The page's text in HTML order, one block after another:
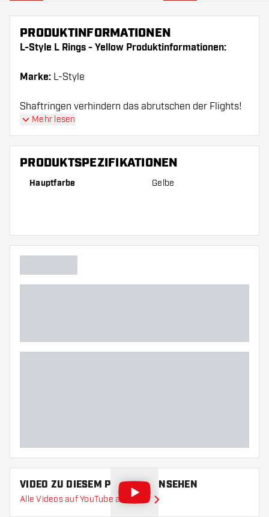
PRODUKTINFORMATIONEN
L-Style L Rings - Yellow Produktinformationen:
Marke: L-Style
Shaftringen verhindern das abrutschen der Flights!
Mehr lesen
PRODUKTSPEZIFIKATIONEN
Hauptfarbe Gelbe
VIDEO ZU DIESEM PRODUKT ANSEHEN
Alle Videos auf YouTube ansehen